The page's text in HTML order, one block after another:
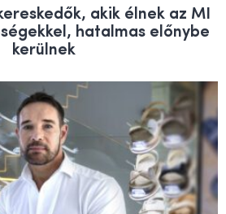
akik élnek az MI
hatalmas előnybe
kerülnek